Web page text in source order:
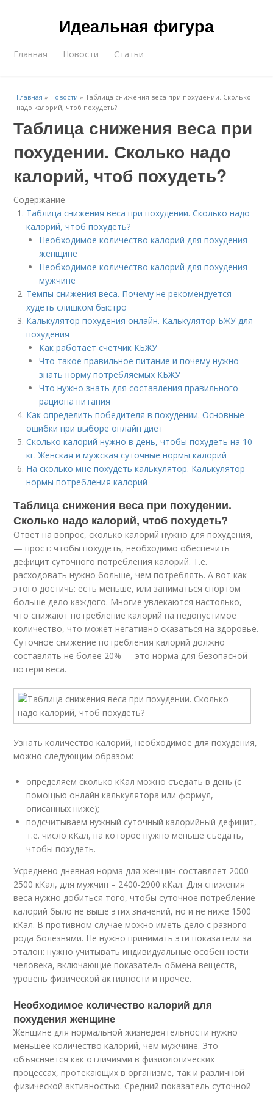
Идеальная фигура
Главная Новости Статьи
Главная » Новости »Таблица снижения веса при похудении. Сколько
надо калорий, чтоб похудеть?
Таблица снижения веса при
похудении. Сколько надо
калорий, чтоб похудеть?
Содержание
Таблица снижения веса при похудении. Сколько надо
калорий, чтоб похудеть?
Необходимое количество калорий для похудения
женщине
Необходимое количество калорий для похудения
мужчине
Темпы снижения веса. Почему не рекомендуется
худеть слишком быстро
Калькулятор похудения онлайн. Калькулятор БЖУ для
похудения
Как работает счетчик КБЖУ
Что такое правильное питание и почему нужно
знать норму потребляемых КБЖУ
Что нужно знать для составления правильного
рациона питания
Как определить победителя в похудении. Основные
ошибки при выборе онлайн диет
Сколько калорий нужно в день, чтобы похудеть на 10
кг. Женская и мужская суточные нормы калорий
На сколько мне похудеть калькулятор. Калькулятор
нормы потребления калорий
Таблица снижения веса при похудении.
Сколько надо калорий, чтоб похудеть?
Ответ на вопрос, сколько калорий нужно для похудения,
— прост: чтобы похудеть, необходимо обеспечить
дефицит суточного потребления калорий. Т.е.
расходовать нужно больше, чем потреблять. А вот как
этого достичь: есть меньше, или заниматься спортом
больше дело каждого. Многие увлекаются настолько,
что снижают потребление калорий на недопустимое
количество, что может негативно сказаться на здоровье.
Суточное снижение потребления калорий должно
составлять не более 20% — это норма для безопасной
потери веса.
Узнать количество калорий, необходимое для похудения,
можно следующим образом:
определяем сколько кКал можно съедать в день (с
помощью онлайн калькулятора или формул,
описанных ниже);
подсчитываем нужный суточный калорийный дефицит,
т.е. число кКал, на которое нужно меньше съедать,
чтобы похудеть.
Усреднено дневная норма для женщин составляет 2000-
2500 кКал, для мужчин – 2400-2900 кКал. Для снижения
веса нужно добиться того, чтобы суточное потребление
калорий было не выше этих значений, но и не ниже 1500
кКал. В противном случае можно иметь дело с разного
рода болезнями. Не нужно принимать эти показатели за
эталон: нужно учитывать индивидуальные особенности
человека, включающие показатель обмена веществ,
уровень физической активности и прочее.
Необходимое количество калорий для
похудения женщине
Женщине для нормальной жизнедеятельности нужно
меньшее количество калорий, чем мужчине. Это
объясняется как отличиями в физиологических
процессах, протекающих в организме, так и различной
физической активностью. Средний показатель суточной